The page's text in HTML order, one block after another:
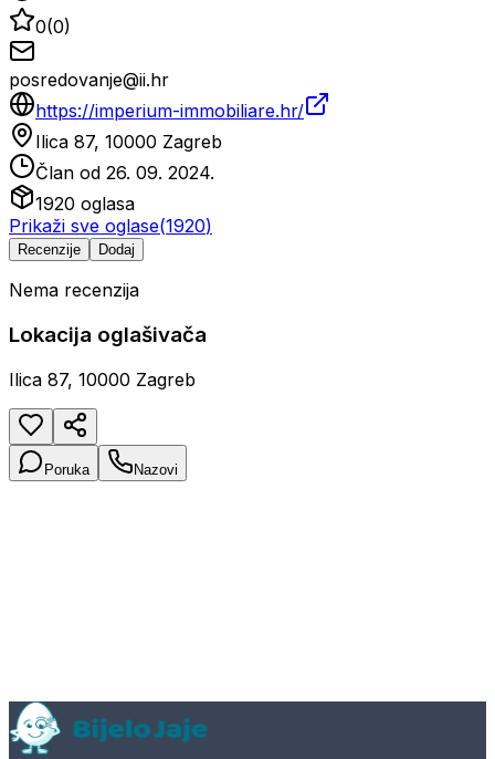
0(0)
posredovanje@ii.hr
https://imperium-immobiliare.hr/
Ilica 87, 10000 Zagreb
Član od 26. 09. 2024.
1920 oglasa
Prikaži sve oglase(1920)
Recenzije Dodaj
Nema recenzija
Lokacija oglašivača
Ilica 87, 10000 Zagreb
Poruka Nazovi